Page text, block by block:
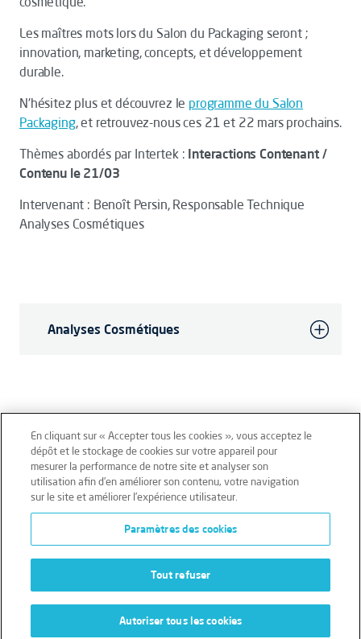
Les maîtres mots lors du Salon du Packaging seront ;
innovation, marketing, concepts, et développement
durable.
N'hésitez plus et découvrez le programme du Salon
Packaging, et retrouvez-nous ces 21 et 22 mars prochains.
Thèmes abordés par Intertek : Interactions Contenant /
Contenu le 21/03
Intervenant : Benoît Persin, Responsable Technique
Analyses Cosmétiques
Analyses Cosmétiques
Mentions légales
Conditions générales
Données personnelles
Données personnelles – Volontaires
Cookies
En cliquant sur « Accepter tous les cookies », vous acceptez le
dépôt et le stockage de cookies sur votre appareil pour
mesurer la performance de notre site et analyser son
utilisation afin d’en améliorer son contenu, votre navigation
sur le site et améliorer l’expérience utilisateur.
Paramètres des cookies
Tout refuser
Autoriser tous les cookies